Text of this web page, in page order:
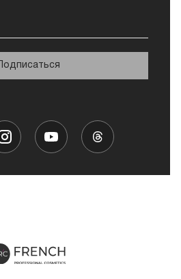
Подписаться